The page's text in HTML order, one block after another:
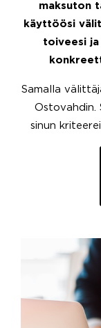
maksuton
käyttöösi
toiveesi ja
Samalla
Ostovahdin.
sinun